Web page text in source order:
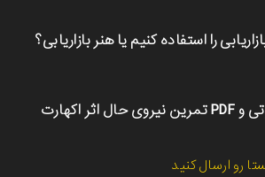
را استفاده کنیم یا هنر بازاریابی؟
کتاب صوتی و PDF تمرین نیروی حال اثر اکهارت
رو ارسال کنید